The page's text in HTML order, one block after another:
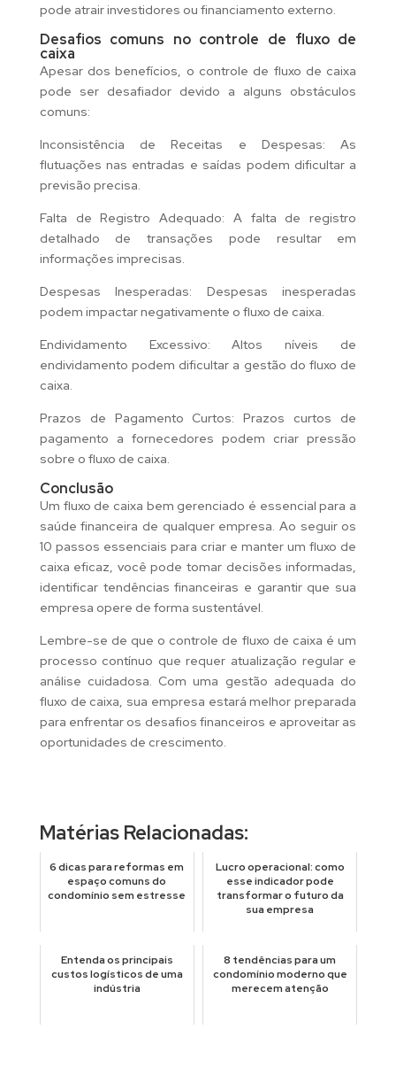
pode atrair investidores ou financiamento externo.
Desafios comuns no controle de fluxo de
caixa
Apesar dos benefícios, o controle de fluxo de caixa
pode ser desafiador devido a alguns obstáculos
comuns:
Inconsistência de Receitas e Despesas: As
flutuações nas entradas e saídas podem dificultar a
previsão precisa.
Falta de Registro Adequado: A falta de registro
detalhado de transações pode resultar em
informações imprecisas.
Despesas Inesperadas: Despesas inesperadas
podem impactar negativamente o fluxo de caixa.
Endividamento Excessivo: Altos níveis de
endividamento podem dificultar a gestão do fluxo de
caixa.
Prazos de Pagamento Curtos: Prazos curtos de
pagamento a fornecedores podem criar pressão
sobre o fluxo de caixa.
Conclusão
Um fluxo de caixa bem gerenciado é essencial para a
saúde financeira de qualquer empresa. Ao seguir os
10 passos essenciais para criar e manter um fluxo de
caixa eficaz, você pode tomar decisões informadas,
identificar tendências financeiras e garantir que sua
empresa opere de forma sustentável.
Lembre-se de que o controle de fluxo de caixa é um
processo contínuo que requer atualização regular e
análise cuidadosa. Com uma gestão adequada do
fluxo de caixa, sua empresa estará melhor preparada
para enfrentar os desafios financeiros e aproveitar as
oportunidades de crescimento.
Matérias Relacionadas:
6 dicas para reformas em
espaço comuns do
condomínio sem estresse
Lucro operacional: como
esse indicador pode
transformar o futuro da
sua empresa
Entenda os principais
custos logísticos de uma
indústria
8 tendências para um
condomínio moderno que
merecem atenção